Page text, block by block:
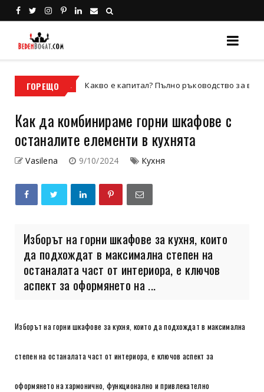
ГОРЕЩО
Бизнес Какво е капитал? Пълно ръководство за видовете
Как да комбинираме горни шкафове с
останалите елементи в кухнята
Vasilena 9/10/2024 Кухня
Изборът на горни шкафове за кухня, които
да подхождат в максимална степен на
останалата част от интериора, е ключов
аспект за оформянето на ...
Изборът на горни шкафове за кухня, които да подхождат в максимална
степен на останалата част от интериора, е ключов аспект за
оформянето на хармонично, функционално и привлекателно